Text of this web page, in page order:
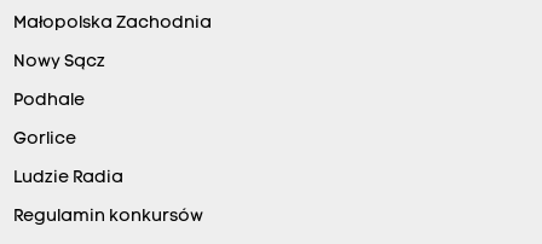
Małopolska Zachodnia
Nowy Sącz
Podhale
Gorlice
Ludzie Radia
Regulamin konkursów